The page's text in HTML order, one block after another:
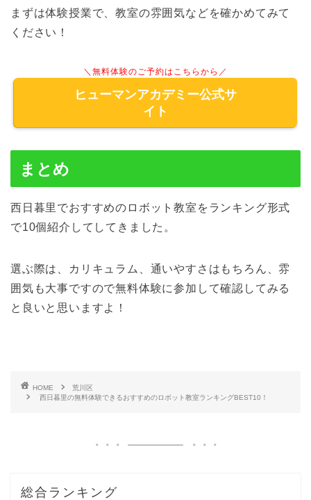
まずは体験授業で、教室の雰囲気などを確かめてみて
ください！
＼無料体験のご予約はこちらから／
ヒューマンアカデミー公式サ
イト
まとめ
西日暮里でおすすめのロボット教室をランキング形式
で10個紹介してしてきました。
選ぶ際は、カリキュラム、通いやすさはもちろん、雰
囲気も大事ですので無料体験に参加して確認してみる
と良いと思いますよ！
HOME
荒川区
西日暮里の無料体験できるおすすめのロボット教室ランキングBEST10！
総合ランキング